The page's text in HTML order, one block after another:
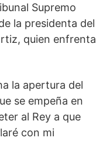
Supremo
la presidenta del
quien enfrenta
la apertura del
se empeña en
al Rey a que
con mi